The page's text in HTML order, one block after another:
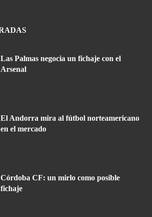
Las Palmas negocia un fichaje con el
Arsenal
El Andorra mira al fútbol norteamericano
en el mercado
Córdoba CF: un mirlo como posible
fichaje